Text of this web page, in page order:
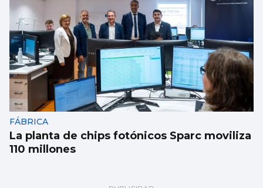
FÁBRICA
La planta de chips fotónicos Sparc moviliza
110 millones